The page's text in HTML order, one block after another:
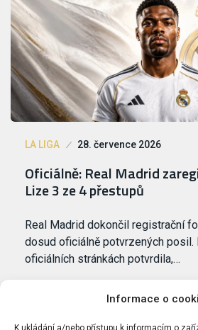
Informace o
K ukládání a/nebo přístupu k informacím o
LA LIGA 28. července 2026
Oficiálně: Real Madrid
Lize 3 ze 4 přestupů
Real Madrid dokončil registrační
dosud oficiálně potvrzených posil.
oficiálních stránkách potvrdila,…